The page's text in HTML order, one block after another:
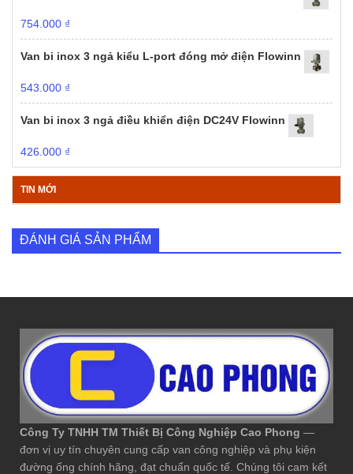
754.000 ₫
Van bi inox 3 ngả kiểu L-port đóng mở điện Flowinn
543.000 ₫
Van bi inox 3 ngả điều khiển điện DC24V Flowinn
426.000 ₫
TIN MỚI
ĐÁNH GIÁ SẢN PHẨM
Công Ty TNHH TM Thiết Bị Công Nghiệp Cao Phong —
đơn vị uy tín chuyên cung cấp van công nghiệp và phụ kiện
đường ống chính hãng, đạt chuẩn quốc tế. Chúng tôi cam kết